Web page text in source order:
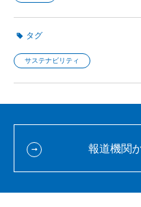
タグ
サステナビリティ
報道機関